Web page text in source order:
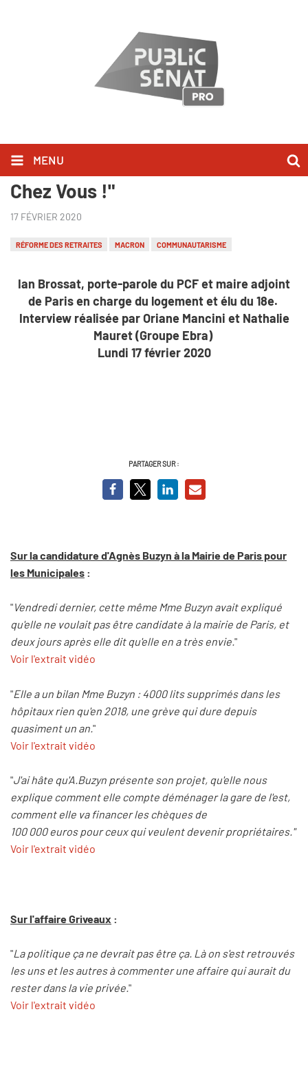
MENU
Ian Brossat l'a dit dans "Bonjour
Chez Vous !"
17 FÉVRIER 2020
RÉFORME DES RETRAITES MACRON COMMUNAUTARISME
Ian Brossat, porte-parole du PCF et maire adjoint
de Paris en charge du logement et élu du 18e.
Interview réalisée par Oriane Mancini et Nathalie
Mauret (Groupe Ebra)
Lundi 17 février 2020
PARTAGER SUR :
Sur la candidature d'Agnès Buzyn à la Mairie de Paris pour
les Municipales :
"Vendredi dernier, cette même Mme Buzyn avait expliqué
qu'elle ne voulait pas être candidate à la mairie de Paris, et
deux jours après elle dit qu'elle en a très envie."
Voir l'extrait vidéo
"Elle a un bilan Mme Buzyn : 4000 lits supprimés dans les
hôpitaux rien qu'en 2018, une grève qui dure depuis
quasiment un an. "
Voir l'extrait vidéo
"J'ai hâte qu'A.Buzyn présente son projet, qu'elle nous
explique comment elle compte déménager la gare de l'est,
comment elle va financer les chèques de
100 000 euros pour ceux qui veulent devenir propriétaires."
Voir l'extrait vidéo
Sur l'affaire Griveaux :
"La politique ça ne devrait pas être ça. Là on s'est retrouvés
les uns et les autres à commenter une affaire qui aurait du
rester dans la vie privée."
Voir l'extrait vidéo